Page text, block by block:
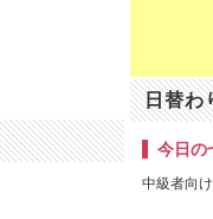
日替わ
今日の
中級者向